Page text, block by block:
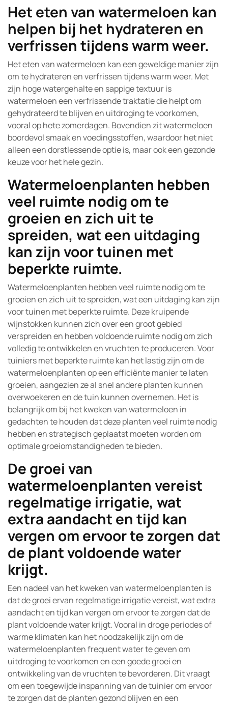
Het eten van watermeloen kan
helpen bij het hydrateren en
verfrissen tijdens warm weer.
Het eten van watermeloen kan een geweldige manier zijn
om te hydrateren en verfrissen tijdens warm weer. Met
zijn hoge watergehalte en sappige textuur is
watermeloen een verfrissende traktatie die helpt om
gehydrateerd te blijven en uitdroging te voorkomen,
vooral op hete zomerdagen. Bovendien zit watermeloen
boordevol smaak en voedingsstoffen, waardoor het niet
alleen een dorstlessende optie is, maar ook een gezonde
keuze voor het hele gezin.
Watermeloenplanten hebben
veel ruimte nodig om te
groeien en zich uit te
spreiden, wat een uitdaging
kan zijn voor tuinen met
beperkte ruimte.
Watermeloenplanten hebben veel ruimte nodig om te
groeien en zich uit te spreiden, wat een uitdaging kan zijn
voor tuinen met beperkte ruimte. Deze kruipende
wijnstokken kunnen zich over een groot gebied
verspreiden en hebben voldoende ruimte nodig om zich
volledig te ontwikkelen en vruchten te produceren. Voor
tuiniers met beperkte ruimte kan het lastig zijn om de
watermeloenplanten op een efficiënte manier te laten
groeien, aangezien ze al snel andere planten kunnen
overwoekeren en de tuin kunnen overnemen. Het is
belangrijk om bij het kweken van watermeloen in
gedachten te houden dat deze planten veel ruimte nodig
hebben en strategisch geplaatst moeten worden om
optimale groeiomstandigheden te bieden.
De groei van
watermeloenplanten vereist
regelmatige irrigatie, wat
extra aandacht en tijd kan
vergen om ervoor te zorgen dat
de plant voldoende water
krijgt.
Een nadeel van het kweken van watermeloenplanten is
dat de groei ervan regelmatige irrigatie vereist, wat extra
aandacht en tijd kan vergen om ervoor te zorgen dat de
plant voldoende water krijgt. Vooral in droge periodes of
warme klimaten kan het noodzakelijk zijn om de
watermeloenplanten frequent water te geven om
uitdroging te voorkomen en een goede groei en
ontwikkeling van de vruchten te bevorderen. Dit vraagt
om een toegewijde inspanning van de tuinier om ervoor
te zorgen dat de planten gezond blijven en een